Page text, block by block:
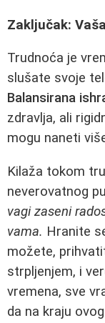
Zaključak:
Trudnoća je
slušate svoje
Balansirana
zdravlja, ali
mogu naneti
Kilaža tokom
neverovatnog
vagi zaseni
vama. Hranite
možete,
strpljenjem, i
vremena, sve
da na kraju